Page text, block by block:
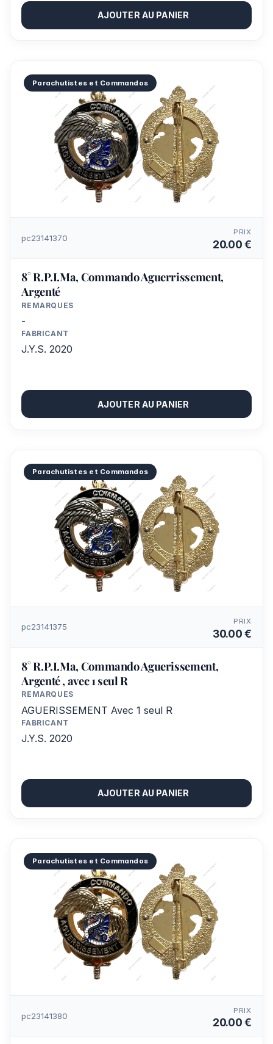
AJOUTER AU PANIER
Parachutistes et Commandos
pc23141370
PRIX
20.00 €
8° R.P.I.Ma, Commando Aguerrissement,
Argenté
REMARQUES
-
FABRICANT
J.Y.S. 2020
AJOUTER AU PANIER
Parachutistes et Commandos
pc23141375
PRIX
30.00 €
8° R.P.I.Ma, Commando Aguerissement,
Argenté , avec 1 seul R
REMARQUES
AGUERISSEMENT Avec 1 seul R
FABRICANT
J.Y.S. 2020
AJOUTER AU PANIER
Parachutistes et Commandos
pc23141380
PRIX
20.00 €